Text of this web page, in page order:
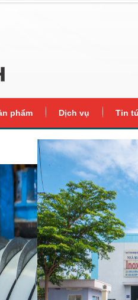
phẩm Dịch vụ Tin